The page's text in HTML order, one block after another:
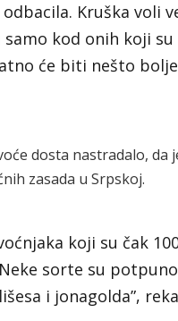
Kruška voli
kod onih koji
će biti nešto
dosta nastradalo, da
zasada u Srpskoj.
koji su čak
sorte su
i jonagolda”,